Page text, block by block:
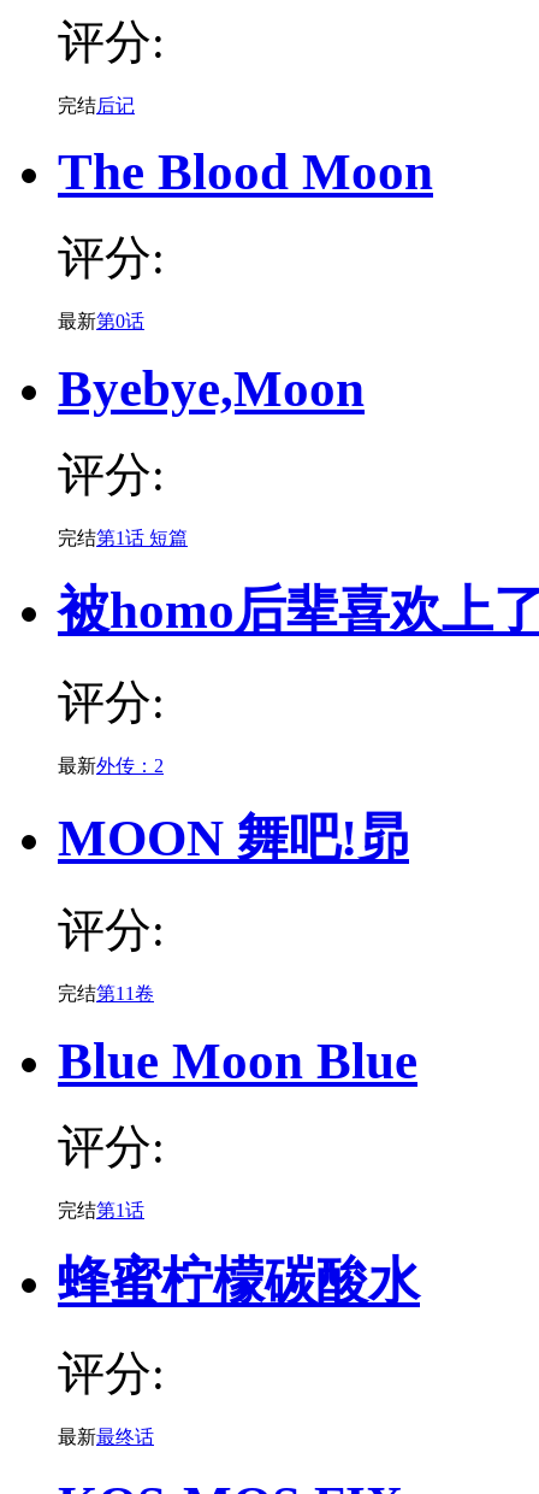
评分:
完结后记
The Blood Moon
评分:
最新第0话
Byebye,Moon
评分:
完结第1话 短篇
被homo后辈喜欢上
评分:
最新外传：2
MOON 舞吧!昴
评分:
完结第11卷
Blue Moon Blue
评分:
完结第1话
蜂蜜柠檬碳酸水
评分:
最新最终话